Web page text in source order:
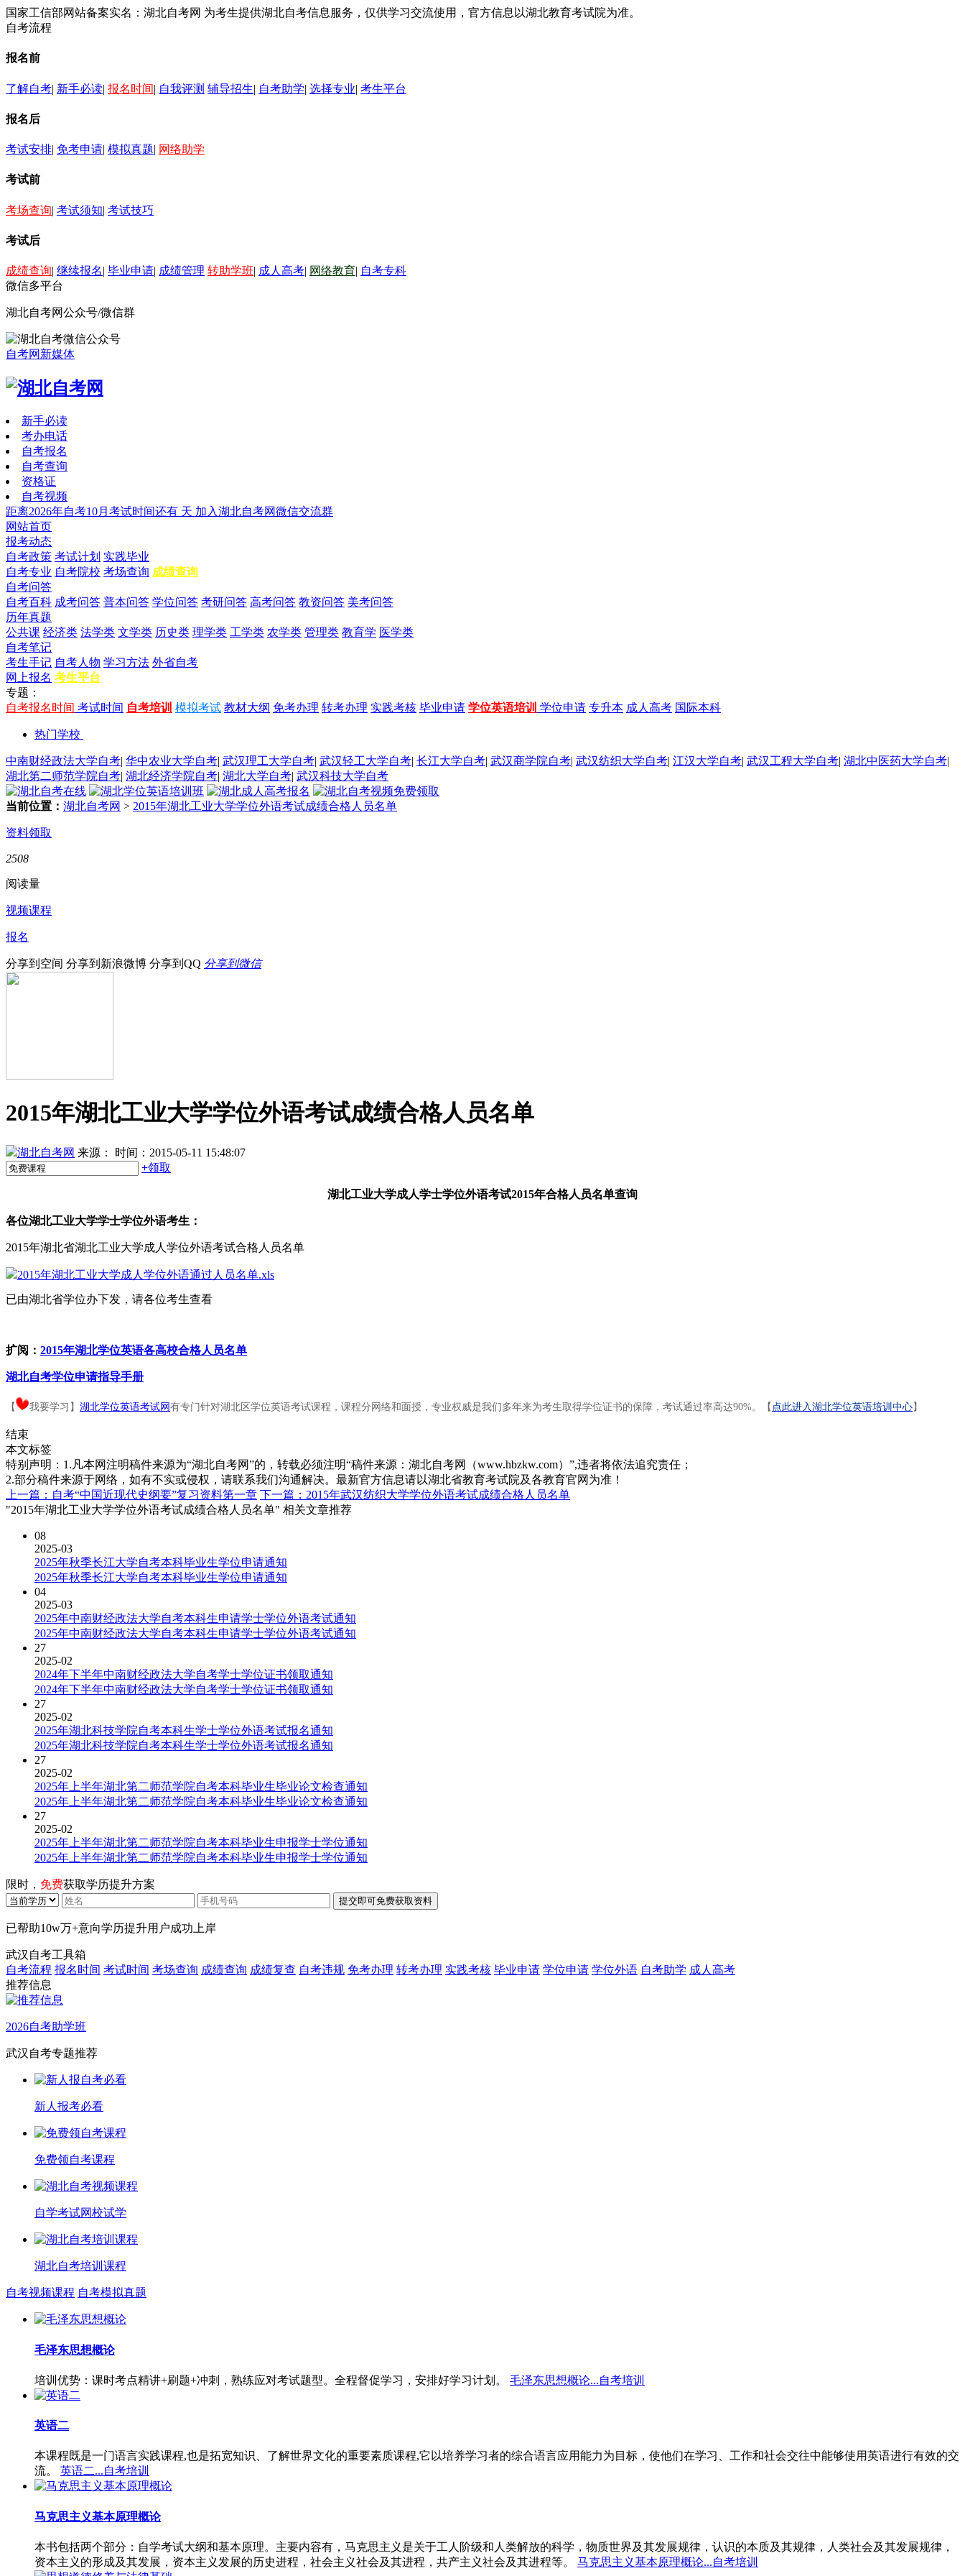
国家工信部网站备案实名：湖北自考网 为考生提供湖北自考信息服务，仅供学习交流使用，官方信息以湖北教育考试院为准。
自考流程
报名前
了解自考| 新手必读| 报名时间| 自我评测 辅导招生| 自考助学| 选择专业| 考生平台
报名后
考试安排| 免考申请| 模拟真题| 网络助学
考试前
考场查询| 考试须知| 考试技巧
考试后
成绩查询| 继续报名| 毕业申请| 成绩管理 转助学班| 成人高考| 网络教育| 自考专科
微信多平台
湖北自考网公众号/微信群
自考网新媒体
新手必读
考办电话
自考报名
自考查询
资格证
自考视频
距离2026年自考10月考试时间还有 天 加入湖北自考网微信交流群
网站首页
报考动态
自考政策 考试计划 实践毕业
自考专业 自考院校 考场查询 成绩查询
自考问答
自考百科 成考问答 普本问答 学位问答 考研问答 高考问答 教资问答 美考问答
历年真题
公共课 经济类 法学类 文学类 历史类 理学类 工学类 农学类 管理类 教育学 医学类
自考笔记
考生手记 自考人物 学习方法 外省自考
网上报名 考生平台
专题：
自考报名时间 考试时间 自考培训 模拟考试 教材大纲 免考办理 转考办理 实践考核 毕业申请 学位英语培训 学位申请 专升本 成人高考 国际本科
热门学校
中南财经政法大学自考| 华中农业大学自考| 武汉理工大学自考| 武汉轻工大学自考| 长江大学自考| 武汉商学院自考| 武汉纺织大学自考| 江汉大学自考| 武汉工程大学自考| 湖北中医药大学自考|
湖北第二师范学院自考| 湖北经济学院自考| 湖北大学自考| 武汉科技大学自考
当前位置： 湖北自考网 > 2015年湖北工业大学学位外语考试成绩合格人员名单
资料领取
2508
阅读量
视频课程
报名
分享到空间 分享到新浪微博 分享到QQ 分享到微信
2015年湖北工业大学学位外语考试成绩合格人员名单
湖北自考网 来源：
时间：2015-05-11 15:48:07
+领取
湖北工业大学成人学士学位外语考试2015年合格人员名单查询
各位湖北工业大学学士学位外语考生：
2015年湖北省湖北工业大学成人学位外语考试合格人员名单
2015年湖北工业大学成人学位外语通过人员名单.xls
已由湖北省学位办下发，请各位考生查看
扩阅： 2015年湖北学位英语各高校合格人员名单
湖北自考学位申请指导手册
【 我要学习】 湖北学位英语考试网 有专门针对湖北区学位英语考试课程，课程分网络和面授，专业权威是我们多年来为考生取得学位证书的保障，考试通过率高达90%。【 点此进入湖北学位英语培训中心】
结束
本文标签
特别声明：1.凡本网注明稿件来源为“湖北自考网”的，转载必须注明“稿件来源：湖北自考网（www.hbzkw.com）”,违者将依法追究责任；
2.部分稿件来源于网络，如有不实或侵权，请联系我们沟通解决。最新官方信息请以湖北省教育考试院及各教育官网为准！
上一篇：自考“中国近现代史纲要”复习资料第一章 下一篇：2015年武汉纺织大学学位外语考试成绩合格人员名单
"2015年湖北工业大学学位外语考试成绩合格人员名单" 相关文章推荐
08
2025-03
2025年秋季长江大学自考本科毕业生学位申请通知
2025年秋季长江大学自考本科毕业生学位申请通知
04
2025-03
2025年中南财经政法大学自考本科生申请学士学位外语考试通知
2025年中南财经政法大学自考本科生申请学士学位外语考试通知
27
2025-02
2024年下半年中南财经政法大学自考学士学位证书领取通知
2024年下半年中南财经政法大学自考学士学位证书领取通知
27
2025-02
2025年湖北科技学院自考本科生学士学位外语考试报名通知
2025年湖北科技学院自考本科生学士学位外语考试报名通知
27
2025-02
2025年上半年湖北第二师范学院自考本科毕业生毕业论文检查通知
2025年上半年湖北第二师范学院自考本科毕业生毕业论文检查通知
27
2025-02
2025年上半年湖北第二师范学院自考本科毕业生申报学士学位通知
2025年上半年湖北第二师范学院自考本科毕业生申报学士学位通知
限时， 免费获取学历提升方案
已帮助10w万+意向学历提升用户成功上岸
武汉自考工具箱
自考流程 报名时间 考试时间 考场查询 成绩查询 成绩复查 自考违规 免考办理 转考办理 实践考核 毕业申请 学位申请 学位外语 自考助学 成人高考
推荐信息
2026自考助学班
武汉自考专题推荐
新人报考必看
免费领自考课程
自学考试网校试学
湖北自考培训课程
自考视频课程 自考模拟真题
毛泽东思想概论
培训优势：课时考点精讲+刷题+冲刺，熟练应对考试题型。全程督促学习，安排好学习计划。 毛泽东思想概论...自考培训
英语二
本课程既是一门语言实践课程,也是拓宽知识、了解世界文化的重要素质课程,它以培养学习者的综合语言应用能力为目标，使他们在学习、工作和社会交往中能够使用英语进行有效的交
流。
英语二...自考培训
马克思主义基本原理概论
本书包括两个部分：自学考试大纲和基本原理。主要内容有，马克思主义是关于工人阶级和人类解放的科学，物质世界及其发展规律，认识的本质及其规律，人类社会及其发展规律，
资本主义的形成及其发展，资本主义发展的历史进程，社会主义社会及其进程，共产主义社会及其进程等。
马克思主义基本原理概论...自考培训